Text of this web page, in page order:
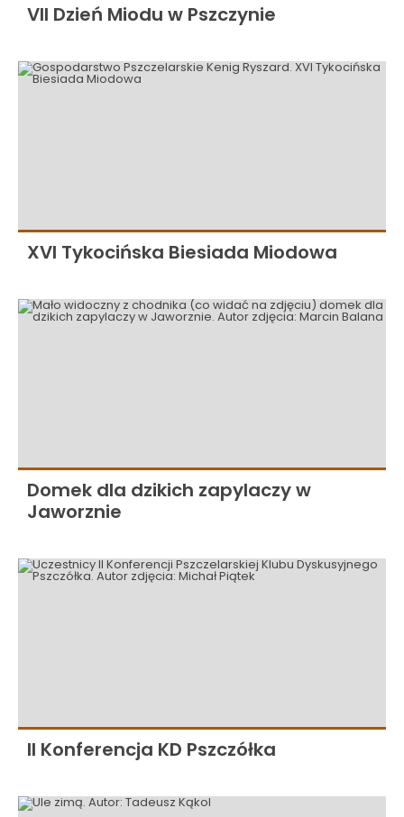
VII Dzień Miodu w Pszczynie
XVI Tykocińska Biesiada Miodowa
Domek dla dzikich zapylaczy w
Jaworznie
II Konferencja KD Pszczółka